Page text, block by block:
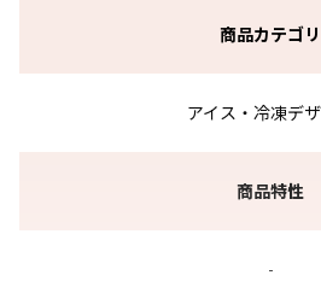
商品カテゴリ
アイス・冷凍デ
商品特性
-